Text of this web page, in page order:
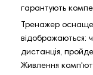
гарантують
Тренажер
відображаються:
дистанція,
Живлення